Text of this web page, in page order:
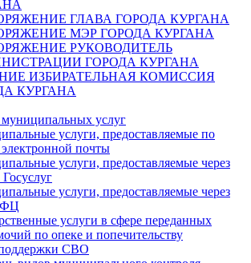
ГЛАВА ГОРОДА КУРГАНА
МЭР ГОРОДА КУРГАНА
РУКОВОДИТЕЛЬ
ГОРОДА КУРГАНА
ИЗБИРАТЕЛЬНАЯ КОМИССИЯ
КУРГАНА
муниципальных услуг
услуги, предоставляемые по
электронной почты
услуги, предоставляемые через
услуги, предоставляемые через
услуги в сфере переданных
по опеке и попечительству
СВО